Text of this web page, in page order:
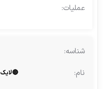
🔴لایک 80% ایرانی پرسرعت💯 (ویژه جدید) ⛔